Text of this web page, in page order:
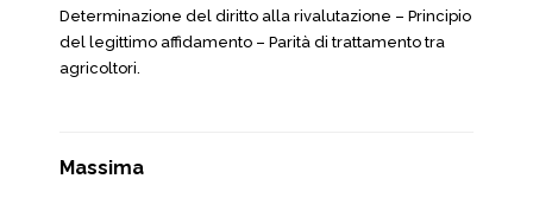
Determinazione del diritto alla rivalutazione – Principio
del legittimo affidamento – Parità di trattamento tra
agricoltori.
Massima